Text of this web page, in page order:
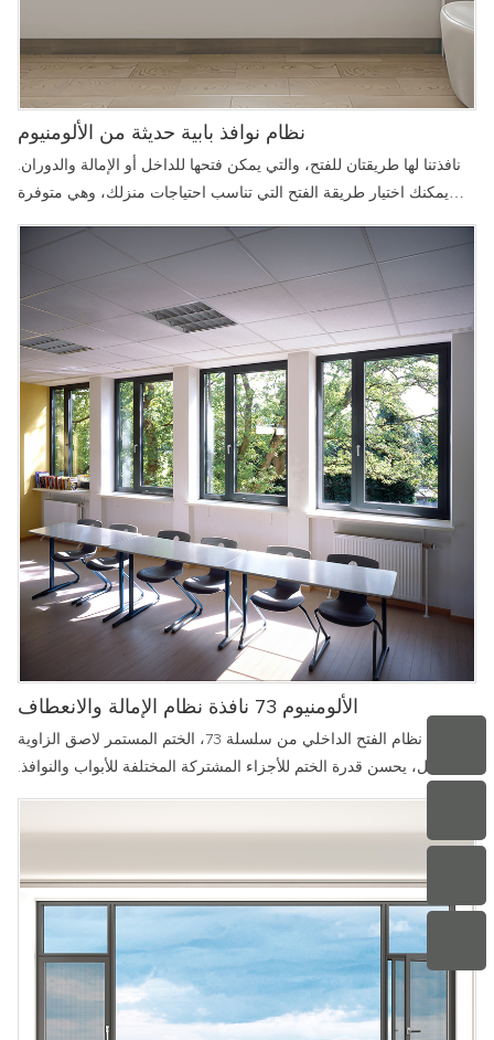
نظام نوافذ بابية حديثة من الألومنيوم
نافذتنا لها طريقتان للفتح، والتي يمكن فتحها للداخل أو الإمالة والدوران.
يمكنك اختيار طريقة الفتح التي تناسب احتياجات منزلك، وهي متوفرة
بدءًا من الصيف الرطب وحتى الشتاء القارس. تبدأ قابلية النقل الحراري
من الخارج
الألومنيوم 73 نافذة نظام الإمالة والانعطاف
نافذة نظام الفتح الداخلي من سلسلة 73، الختم المستمر لاصق الزاوية
المتكامل، يحسن قدرة الختم للأجزاء المشتركة المختلفة للأبواب والنوافذ.